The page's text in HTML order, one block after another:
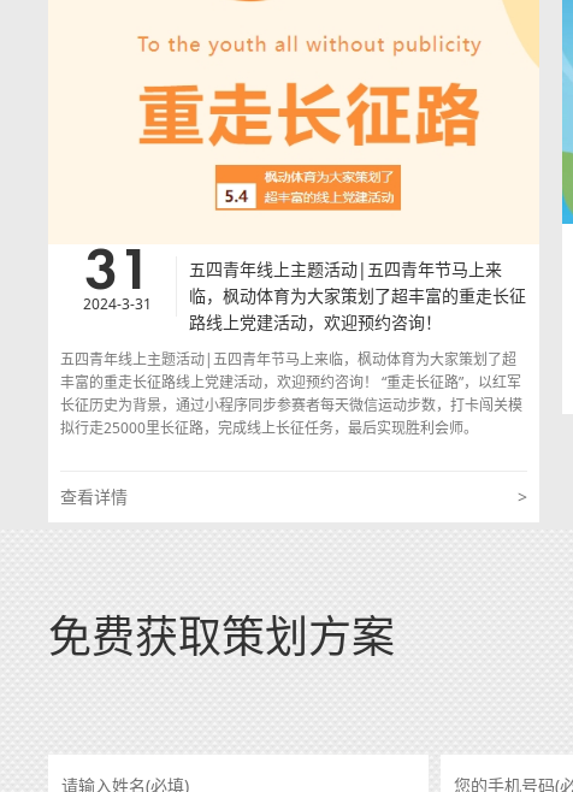
线上迎新团建小游戏|枫动团建为企业组织策划线上趣味团建主题活动，
让大家玩个游戏迎蛇年！欢迎预约咨询~上海枫动体育文化发展有限公司
力于为职工精神文明建设、健康运动管理、职业技能培训等方面的提供服
务，通过策划、组织、执行各类文体活动、技能培训等，以此提升企业职
工的凝聚力和战斗力。
31
2024-3-31
五四青年线上主题活动|五四青年节马上来
临，枫动体育为大家策划了超丰富的重走长征
路线上党建活动，欢迎预约咨询！
五四青年线上主题活动|五四青年节马上来临，枫动体育为大家策划了超
丰富的重走长征路线上党建活动，欢迎预约咨询！ “重走长征路”，以红军
长征历史为背景，通过小程序同步参赛者每天微信运动步数，打卡闯关模
拟行走25000里长征路，完成线上长征任务，最后实现胜利会师。
查看详情 >
免费获取策划方案